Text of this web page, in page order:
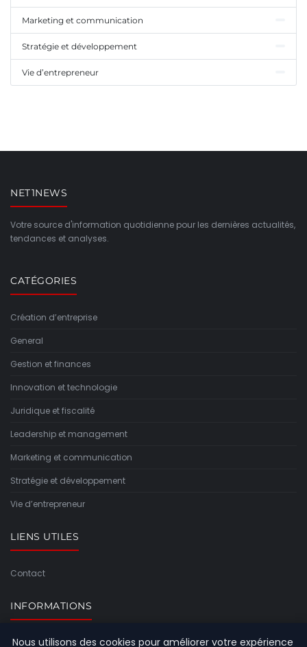
Marketing et communication
Stratégie et développement
Vie d’entrepreneur
NET1NEWS
Votre source d'information quotidienne pour les dernières actualités,
tendances et analyses.
CATÉGORIES
Création d’entreprise
General
Gestion et finances
Innovation et technologie
Juridique et fiscalité
Leadership et management
Marketing et communication
Stratégie et développement
Vie d’entrepreneur
LIENS UTILES
Contact
INFORMATIONS
Plan du site
Nous utilisons des cookies pour améliorer votre expérience